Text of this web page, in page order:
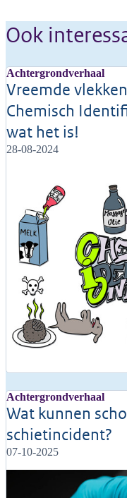
Ook
Achtergrondverhaal
Vreemde
Chemisch
wat het is!
28-08-2024
Achtergrondverhaal
Wat kunnen
schietincident?
07-10-2025